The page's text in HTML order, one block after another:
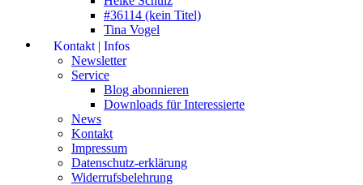
#36114 (kein Titel)
Tina Vogel
Kontakt | Infos
Newsletter
Service
Blog abonnieren
Downloads für Interessierte
News
Kontakt
Impressum
Datenschutz-erklärung
Widerrufsbelehrung